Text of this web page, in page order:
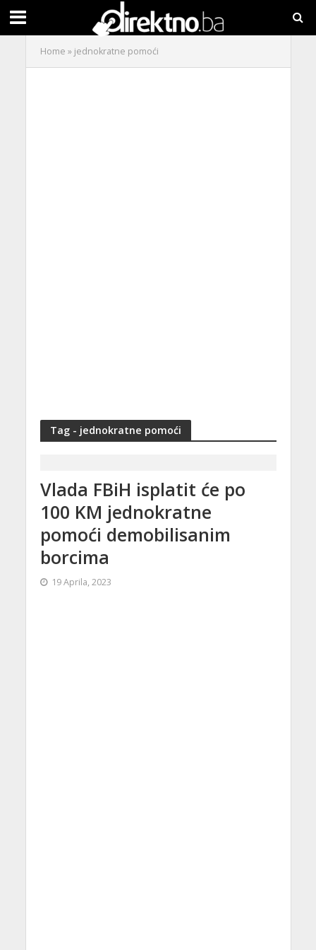
Home » jednokratne pomoći
Tag - jednokratne pomoći
Vlada FBiH isplatit će po
100 KM jednokratne
pomoći demobilisanim
borcima
19 Aprila, 2023